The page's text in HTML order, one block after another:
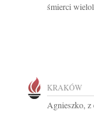
śmierci
KRAKÓW
Agnieszko, z